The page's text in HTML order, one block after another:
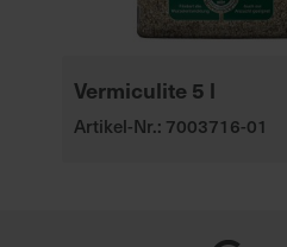
Vermiculite 5 l
Artikel-Nr.: 7003716-01